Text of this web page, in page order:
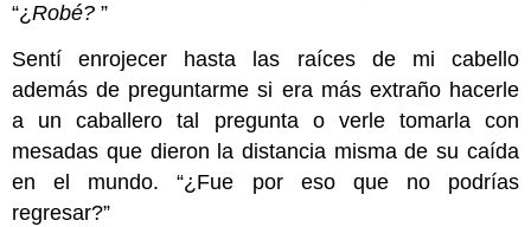
“¿Robé?”
Sentí enrojecer hasta las raíces de mi cabello
además de preguntarme si era más extraño hacerle
a un caballero tal pregunta o verle tomarla con
mesadas que dieron la distancia misma de su caída
en el mundo. “¿Fue por eso que no podrías
regresar?”